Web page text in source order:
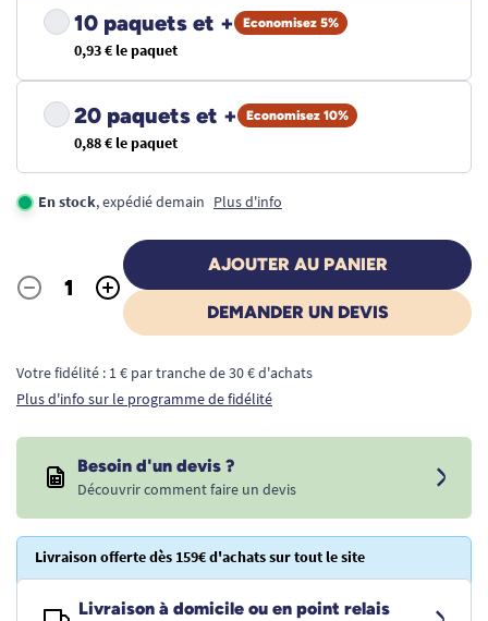
10 paquets et + Economisez 5%
0,93 € le paquet
20 paquets et + Economisez 10%
0,88 € le paquet
En stock, expédié demain Plus d'info
Quantité
- +
AJOUTER AU PANIER
DEMANDER UN DEVIS
Votre fidélité : 1 € par tranche de 30 € d'achats
Plus d'info sur le programme de fidélité
Besoin d'un devis ?
Découvrir comment faire un devis
Livraison offerte dès 159€ d'achats sur tout le site
Livraison à domicile ou en point relais